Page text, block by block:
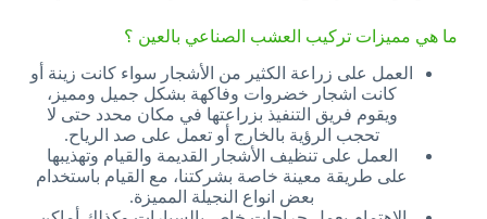
ما هي مميزات تركيب العشب الصناعي بالعين ؟
العمل على زراعة الكثير من الأشجار سواء كانت زينة أو
كانت اشجار خضروات وفاكهة بشكل جميل ومميز،
ويقوم فريق التنفيذ بزراعتها في مكان محدد حتى لا
تحجب الرؤية بالخارج أو تعمل على صد الرياح.
العمل على تنظيف الأشجار القديمة والقيام وتهذيبها
على طريقة معينة خاصة بشركتنا، مع القيام باستخدام
بعض انواع النجيلة المميزة.